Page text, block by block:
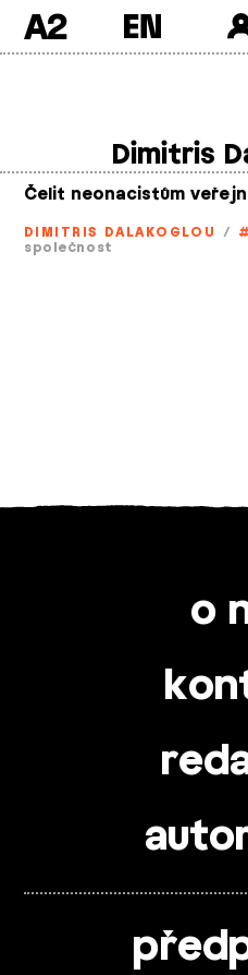
A2
Dimitris
Čelit neonacistům
DIMITRIS DALAKOGLOU /
společnost
o